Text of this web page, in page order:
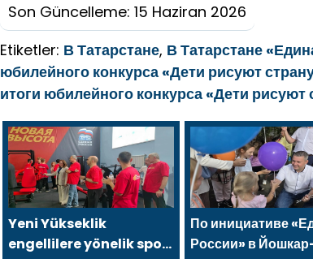
Son Güncelleme: 15 Haziran 2026
Etiketler: В Татарстане, В Татарстане
юбилейного конкурса «Дети рисуют
итоги юбилейного конкурса «Дети рисуют
Yeni Yükseklik
engellilere yönelik spor
По инициативе
России» в